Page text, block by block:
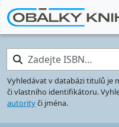
Zadejte ISBN…
Vyhledávat v databázi titulů je
či vlastního identifikátoru.
autorityči jména.